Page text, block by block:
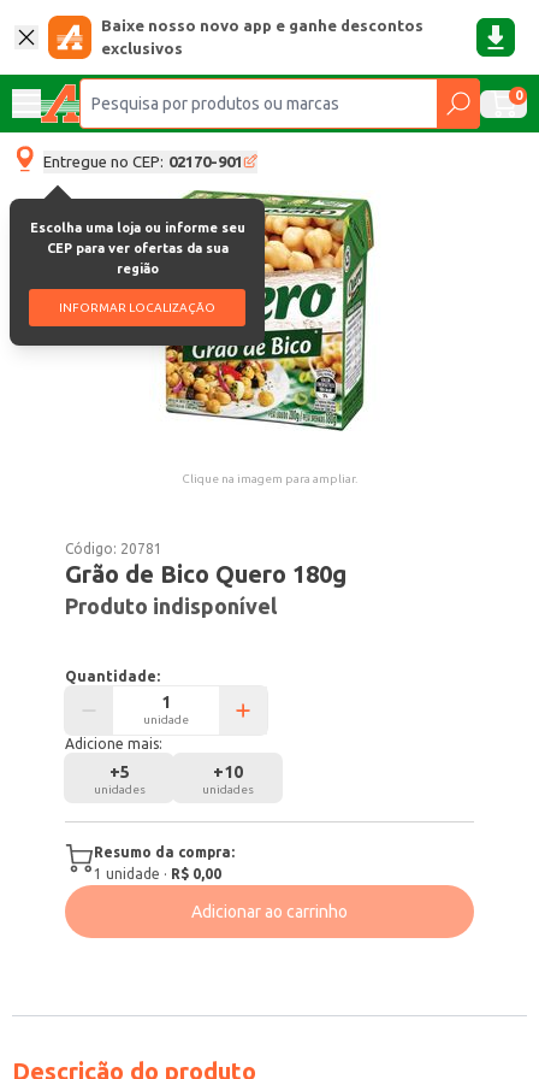
Baixe nosso novo app e ganhe descontos
exclusivos
0
Entregue no CEP: 02170-901
Escolha uma loja ou informe seu
CEP para ver ofertas da sua
região
INFORMAR LOCALIZAÇÃO
Clique na imagem para ampliar.
Código: 20781
Grão de Bico Quero 180g
Produto indisponível
Quantidade:
unidade
Adicione mais:
+5
unidades
+10
unidades
Resumo da compra:
1 unidade · R$ 0,00
Adicionar ao carrinho
Descrição do produto